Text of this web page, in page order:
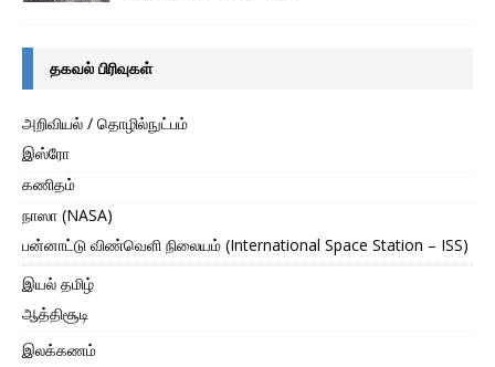
தகவல் பிரிவுகள்
அறிவியல் / தொழில்நுட்பம்
இஸ்ரோ
கணிதம்
நாஸா (NASA)
பன்னாட்டு விண்வெளி நிலையம் (International Space Station – ISS)
இயல் தமிழ்
ஆத்திசூடி
இலக்கணம்